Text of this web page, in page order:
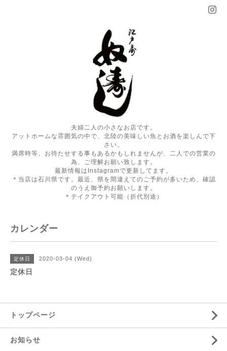
夫婦二人の小さなお店です。
アットホームな雰囲気の中で、北陸の美味しい魚とお酒を楽しんで下
さい。
満席時等、お待たせする事もあるかもしれませんが、二人での営業の
為、ご理解お願い致します。
最新情報はInstagramで更新してます。
＊当店は石川県です。最近、県を間違えてのご予約が多いため、確認
のうえ御予約お願いします。
＊テイクアウト可能（折代別途）
カレンダー
定休日 2020-03-04 (Wed)
定休日
トップページ
お知らせ